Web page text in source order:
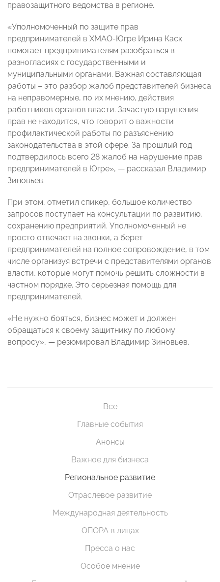
правозащитного ведомства в регионе.
«Уполномоченный по защите прав
предпринимателей в ХМАО-Югре Ирина Каск
помогает предпринимателям разобраться в
разногласиях с государственными и
муниципальными органами. Важная составляющая
работы – это разбор жалоб представителей бизнеса
на неправомерные, по их мнению, действия
работников органов власти. Зачастую нарушения
прав не находится, что говорит о важности
профилактической работы по разъяснению
законодательства в этой сфере. За прошлый год
подтвердилось всего 28 жалоб на нарушение прав
предпринимателей в Югре», — рассказал Владимир
Зиновьев.
При этом, отметил спикер, большое количество
запросов поступает на консультации по развитию,
сохранению предприятий. Уполномоченный не
просто отвечает на звонки, а берет
предпринимателей на полное сопровождение, в том
числе организуя встречи с представителями органов
власти, которые могут помочь решить сложности в
частном порядке. Это серьезная помощь для
предпринимателей.
«Не нужно бояться, бизнес может и должен
обращаться к своему защитнику по любому
вопросу», — резюмировал Владимир Зиновьев.
Все
Главные события
Анонсы
Важное для бизнеса
Региональное развитие
Отраслевое развитие
Международная деятельность
ОПОРА в лицах
Пресса о нас
Особое мнение